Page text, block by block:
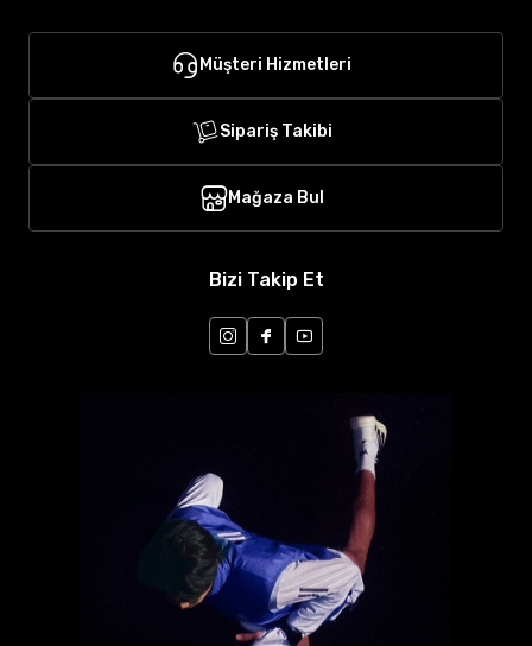
Müşteri Hizmetleri
Sipariş Takibi
Mağaza Bul
Bizi Takip Et